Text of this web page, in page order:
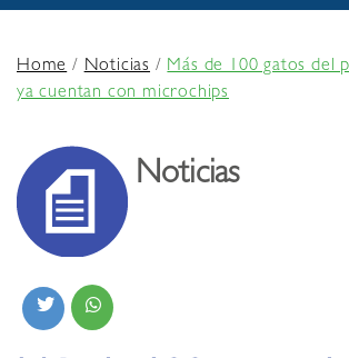
Home/Noticias /Más de 100 gatos del
ya cuentan con microchips
Noticias